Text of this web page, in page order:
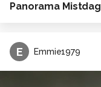
Panorama Mistdag
E Emmie1979